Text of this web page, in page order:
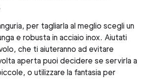
per tagliarla al meglio scegli un
e robusta in acciaio inox. Aiutati
che ti aiuteranno ad evitare
aperta puoi decidere se servirla a
o utilizzare la fantasia per